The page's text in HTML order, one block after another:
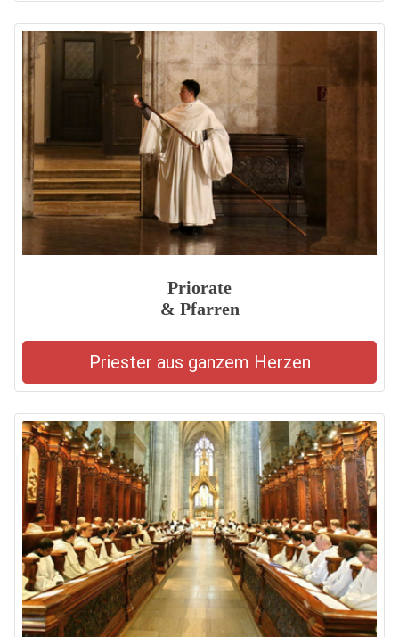
Priorate
& Pfarren
Priester aus ganzem Herzen